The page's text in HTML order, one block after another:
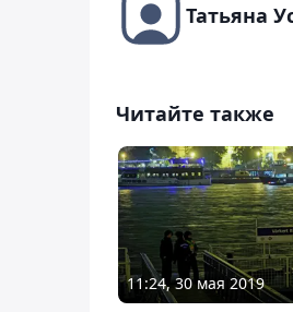
Татьяна
Читайте также
11:24, 30 мая 2019